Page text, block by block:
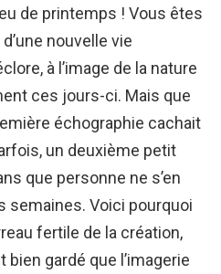
de printemps ! Vous êtes
nouvelle vie
à l’image de la nature
ces jours-ci. Mais que
échographie cachait
un deuxième petit
que personne ne s’en
semaines. Voici pourquoi
fertile de la création,
gardé que l’imagerie